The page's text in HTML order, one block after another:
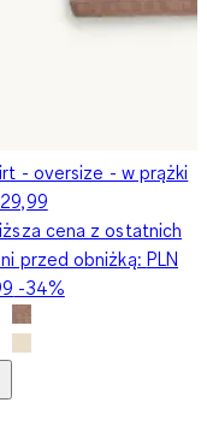
- oversize - w prążki
cena z ostatnich
przed obniżką: PLN
-34%